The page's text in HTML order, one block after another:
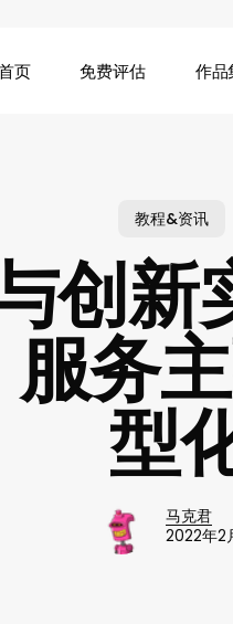
页 免费评估 作品
教程&资讯
创
务
型
马克君
2022年2